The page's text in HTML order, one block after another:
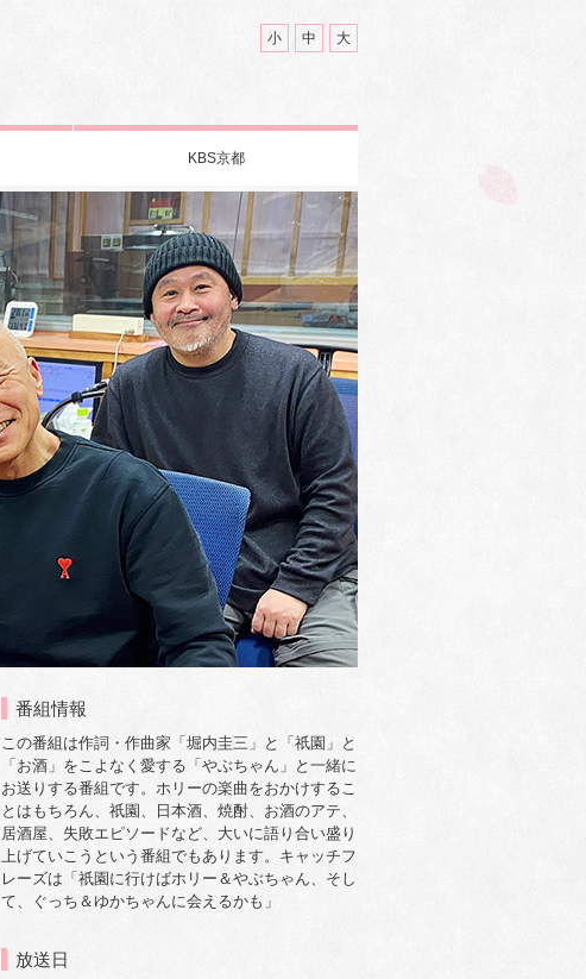
KBS京都
小 中 大
番組情報
この番組は作詞・作曲家「堀内圭三」と「祇園」と
「お酒」をこよなく愛する「やぶちゃん」と一緒に
お送りする番組です。ホリーの楽曲をおかけするこ
とはもちろん、祇園、日本酒、焼酎、お酒のアテ、
居酒屋、失敗エピソードなど、大いに語り合い盛り
上げていこうという番組でもあります。キャッチフ
レーズは「祇園に行けばホリー＆やぶちゃん、そし
て、ぐっち＆ゆかちゃんに会えるかも」
放送日